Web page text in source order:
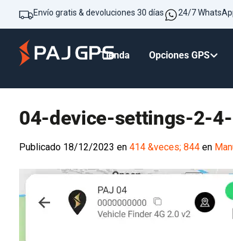
Envío gratis & devoluciones 30 días 24/7
Tienda Opciones GPS
04-device-settings-2-
Publicado 18/12/2023 en 414 &veces; 844 en